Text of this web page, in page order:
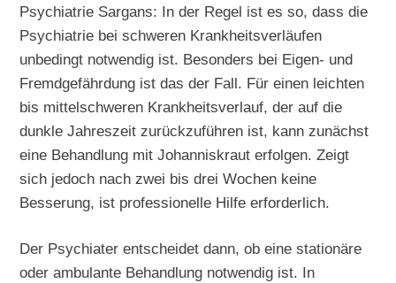
Psychiatrie Sargans: In der Regel ist es so, dass die
Psychiatrie bei schweren Krankheitsverläufen
unbedingt notwendig ist. Besonders bei Eigen- und
Fremdgefährdung ist das der Fall. Für einen leichten
bis mittelschweren Krankheitsverlauf, der auf die
dunkle Jahreszeit zurückzuführen ist, kann zunächst
eine Behandlung mit Johanniskraut erfolgen. Zeigt
sich jedoch nach zwei bis drei Wochen keine
Besserung, ist professionelle Hilfe erforderlich.
Der Psychiater entscheidet dann, ob eine stationäre
oder ambulante Behandlung notwendig ist. In